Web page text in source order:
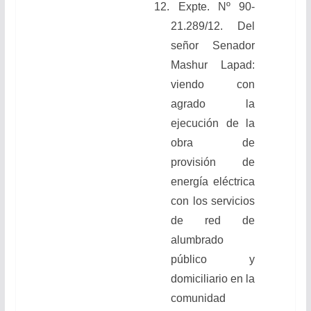
12.
Expte. Nº 90-
21.289/12. Del
señor Senador
Mashur Lapad:
viendo con
agrado la
ejecución de la
obra de
provisión de
energía eléctrica
con los servicios
de red de
alumbrado
público y
domiciliario en la
comunidad